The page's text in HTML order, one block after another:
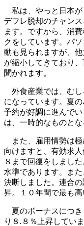
私は、やっと日本が
デフレ脱却のチャン
ます。ですから、消
クをしています。パ
動も見られますが、
が縮小してきており
聞かれます。
外食産業では、むし
になっています。夏
予約が好調に進んで
は、一時的なものとな
また、雇用情勢は極
向けますと、有効求
８まで回復をしまし
水準であります。ま
決断しました。連合
昇。１０年間で最も高
夏のボーナスにつき
り８.８％上昇してい